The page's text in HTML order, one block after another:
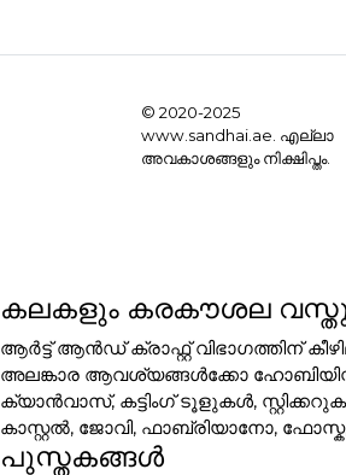
© 2020-2025
www.sandhai.ae. എല്ലാ
അവകാശങ്ങളും നിക്ഷിപ്തം.
കലകളും കരകൗശല
ആർട്ട് ആൻഡ് ക്രാഫ്റ്റ് വിഭാഗത്തിന്
അലങ്കാര ആവശ്യങ്ങൾക്കോ
ക്യാൻവാസ്, കട്ടിംഗ് ടൂളുകൾ,
കാസ്റ്റൽ, ജോവി, ഫാബ്രിയാനോ,
പുസ്തകങ്ങൾ